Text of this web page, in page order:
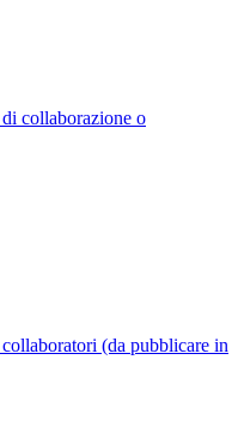
collaborazione o
(da pubblicare in